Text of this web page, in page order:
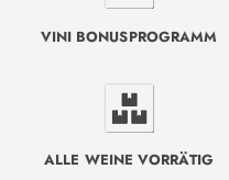
VINI BONUSPROGRAMM
ALLE WEINE VORRÄTIG